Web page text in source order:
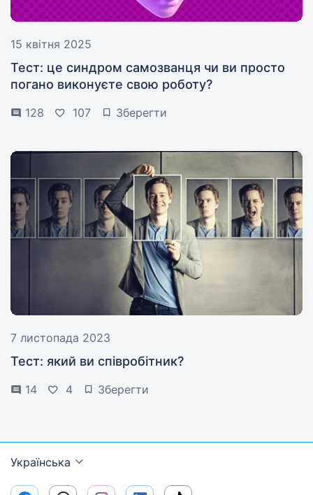
15 квітня 2025
Тест: це синдром самозванця чи ви просто
погано виконуєте свою роботу?
128 107 Зберегти
7 листопада 2023
Тест: який ви співробітник?
14 4 Зберегти
Українська